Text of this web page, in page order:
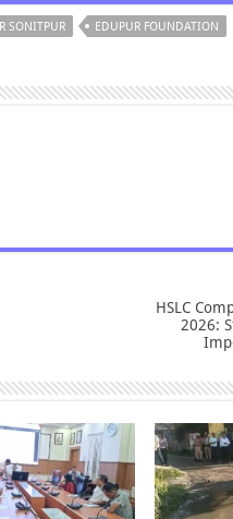
SONITPUR EDUPUR FOUNDATION
HSLC
2026: